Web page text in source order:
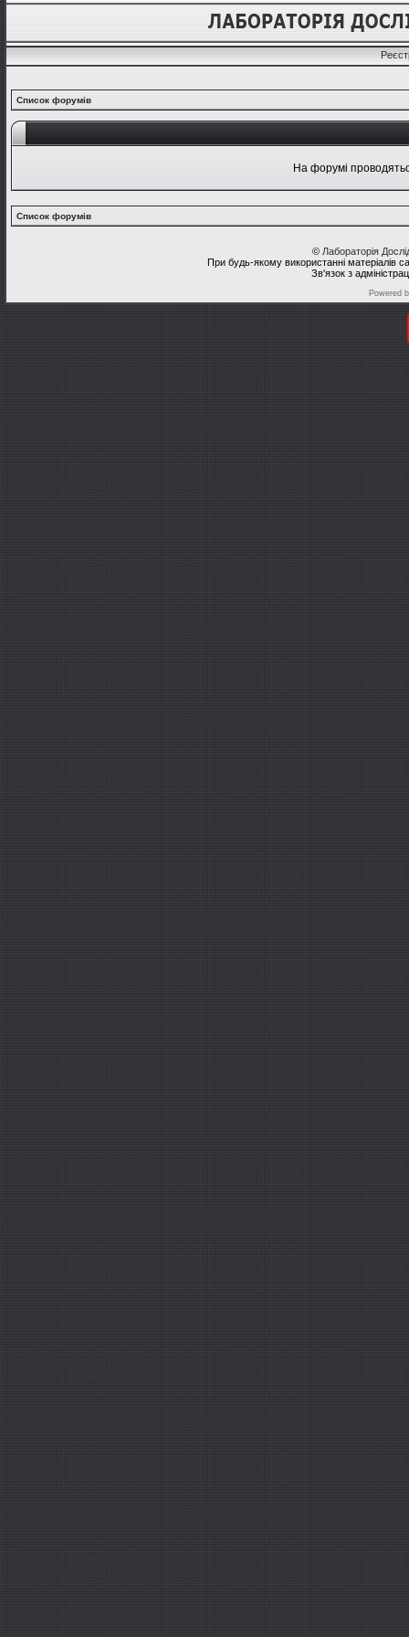
Список форумів
На форумі
Список форумів
© Лабораторія
При будь-якому використанні матеріалів
Зв'язок з
Powered